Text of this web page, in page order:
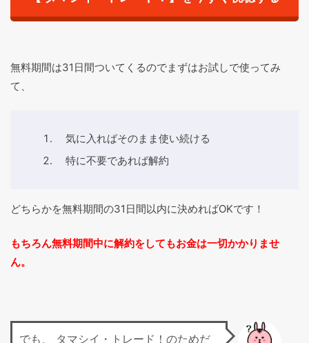
無料期間は31日間ついてくるのでまずはお試しで使ってみ
て、
気に入ればそのまま使い続ける
特に不要であれば解約
どちらかを無料期間の31日間以内に決めればOKです！
もちろん無料期間中に解約をしてもお金は一切かかりませ
ん。
でも、 タマシイ・トレード！のためだ